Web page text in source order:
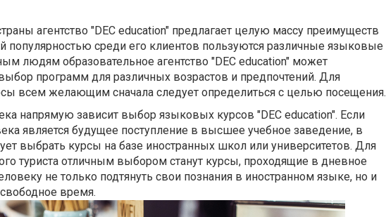
агентство "DEC education" предлагает целую массу преимуществ
популярностью среди его клиентов пользуются различные языковые
людям образовательное агентство "DEC education" может
программ для различных возрастов и предпочтений. Для
всем желающим сначала следует определиться с целью посещения.
напрямую зависит выбор языковых курсов "DEC education". Если
является будущее поступление в высшее учебное заведение, в
выбрать курсы на базе иностранных школ или университетов. Для
туриста отличным выбором станут курсы, проходящие в дневное
не только подтянуть свои познания в иностранном языке, но и
время.